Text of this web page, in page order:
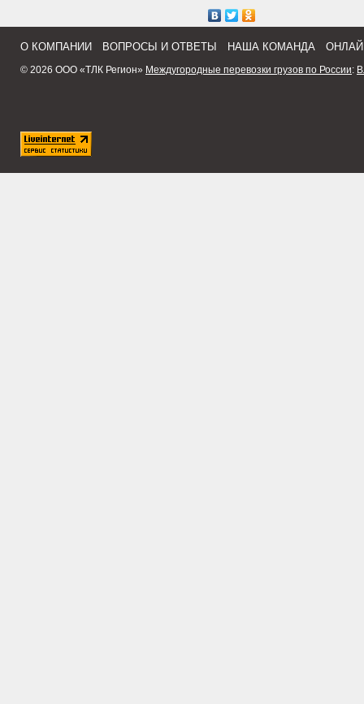
О КОМПАНИИ ВОПРОСЫ И ОТВЕТЫ НАША КОМАНДА
© 2026 ООО «ТЛК Регион» Междугородные перевозки грузов по России: